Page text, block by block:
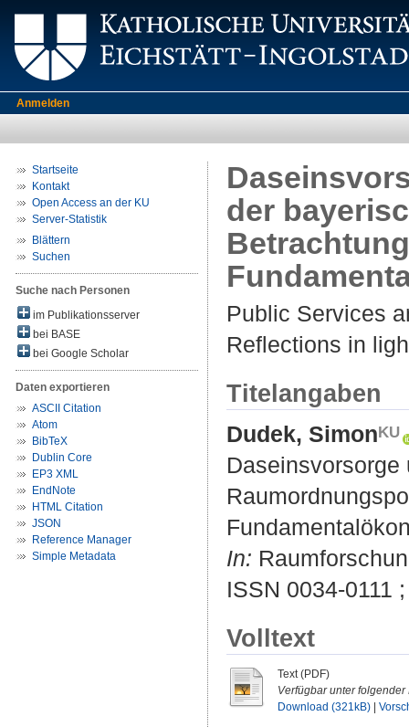
Anmelden
Startseite
Kontakt
Open Access an der KU
Server-Statistik
Blättern
Suchen
Suche nach Personen
im Publikationsserver
bei BASE
bei Google Scholar
Daten exportieren
ASCII Citation
Atom
BibTeX
Dublin Core
EP3 XML
EndNote
HTML Citation
JSON
Reference Manager
Simple Metadata
der
Public Services
Reflections in
Titelangaben
Dudek, Simon
In:
ISSN 0034-0111
Volltext
Text (PDF)
Verfügbar unter folgender
Download (321kB)